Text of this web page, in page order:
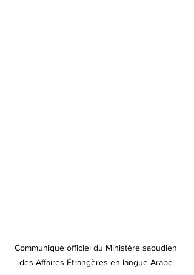
Communiqué officiel du Ministère saoudien
des Affaires Étrangères en langue Arabe